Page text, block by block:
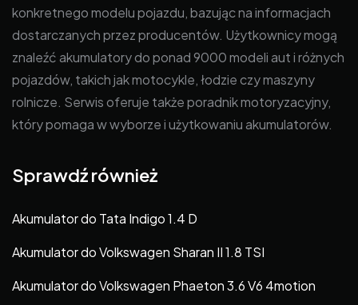
konkretnego modelu pojazdu, bazując na informacjach
dostarczanych przez producentów. Użytkownicy mogą
znaleźć akumulatory do ponad 9000 modeli aut i różnych
pojazdów, takich jak motocykle, łodzie czy maszyny
rolnicze. Serwis oferuje także poradnik motoryzacyjny,
który pomaga w wyborze i użytkowaniu akumulatorów.
Sprawdź również
Akumulator do Tata Indigo 1.4 D
Akumulator do Volkswagen Sharan II 1.8 TSI
Akumulator do Volkswagen Phaeton 3.6 V6 4motion